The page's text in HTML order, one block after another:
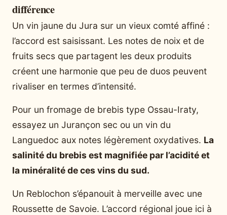
différence
Un vin jaune du Jura sur un vieux comté affiné :
l’accord est saisissant. Les notes de noix et de
fruits secs que partagent les deux produits
créent une harmonie que peu de duos peuvent
rivaliser en termes d’intensité.
Pour un fromage de brebis type Ossau-Iraty,
essayez un Jurançon sec ou un vin du
Languedoc aux notes légèrement oxydatives. La
salinité du brebis est magnifiée par l’acidité et
la minéralité de ces vins du sud.
Un Reblochon s’épanouit à merveille avec une
Roussette de Savoie. L’accord régional joue ici à